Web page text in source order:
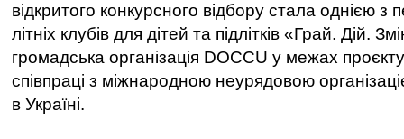
відкритого конкурсного відбору стала однією
літніх клубів для дітей та підлітків «Грай. Дій.
громадська організація DOCCU у межах
співпраці з міжнародною неурядовою
в Україні.